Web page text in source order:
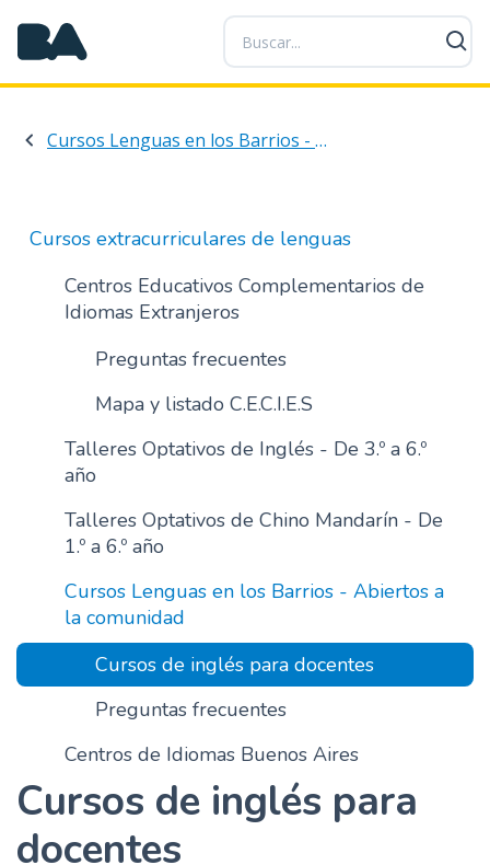
P
a
s
a
a
n
t
i
o
r
n
p
l
Cursos Lenguas en los Barrios - Abiertos a la comunidad
Cursos extracurriculares de lenguas
Centros Educativos Complementarios de
Idiomas Extranjeros
Preguntas frecuentes
Mapa y listado C.E.C.I.E.S
Talleres Optativos de Inglés - De 3.º a 6.º
año
Talleres Optativos de Chino Mandarín - De
1.º a 6.º año
Cursos Lenguas en los Barrios - Abiertos a
la comunidad
Cursos de inglés para docentes
Preguntas frecuentes
Centros de Idiomas Buenos Aires
Cursos de inglés para
docentes